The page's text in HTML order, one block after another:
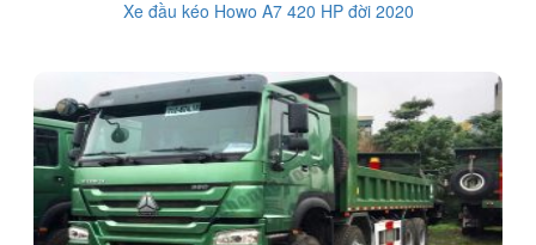
Xe đầu kéo Howo A7 420 HP đời 2020